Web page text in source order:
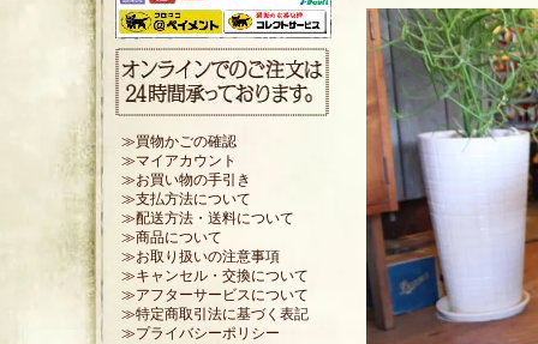
≫買物かごの確認
≫マイアカウント
≫お買い物の手引き
≫支払方法について
≫配送方法・送料について
≫商品について
≫お取り扱いの注意事項
≫キャンセル・交換について
≫アフターサービスについて
≫特定商取引法に基づく表記
≫プライバシーポリシー